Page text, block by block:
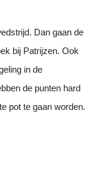
Dan gaan de
bij Patrijzen. Ook
in de
de punten hard
pot te gaan worden.